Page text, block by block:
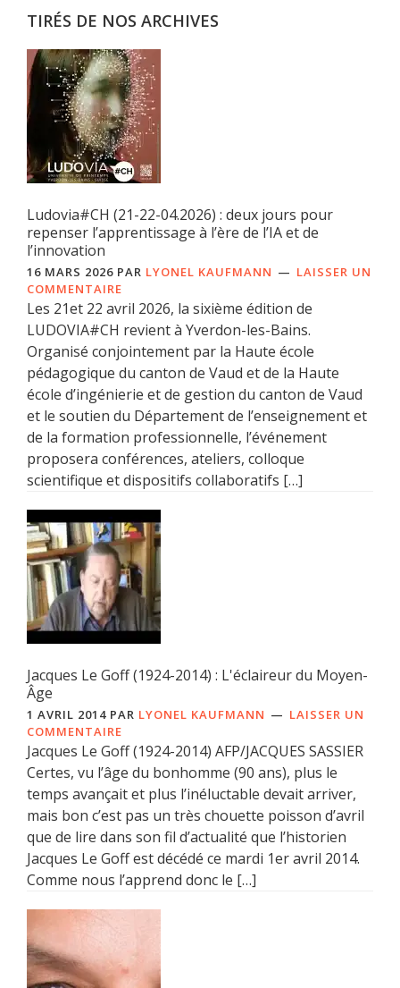
TIRÉS DE NOS ARCHIVES
Ludovia#CH (21-22-04.2026) : deux jours pour
repenser l’apprentissage à l’ère de l’IA et de
l’innovation
16 MARS 2026 PAR LYONEL KAUFMANN
LAISSER UN
COMMENTAIRE
Les 21et 22 avril 2026, la sixième édition de
LUDOVIA#CH revient à Yverdon-les-Bains.
Organisé conjointement par la Haute école
pédagogique du canton de Vaud et de la Haute
école d’ingénierie et de gestion du canton de Vaud
et le soutien du Département de l’enseignement et
de la formation professionnelle, l’événement
proposera conférences, ateliers, colloque
scientifique et dispositifs collaboratifs […]
Jacques Le Goff (1924-2014) : L'éclaireur du Moyen-
Âge
1 AVRIL 2014 PAR LYONEL KAUFMANN
LAISSER UN
COMMENTAIRE
Jacques Le Goff (1924-2014) AFP/JACQUES SASSIER
Certes, vu l’âge du bonhomme (90 ans), plus le
temps avançait et plus l’inéluctable devait arriver,
mais bon c’est pas un très chouette poisson d’avril
que de lire dans son fil d’actualité que l’historien
Jacques Le Goff est décédé ce mardi 1er avril 2014.
Comme nous l’apprend donc le […]